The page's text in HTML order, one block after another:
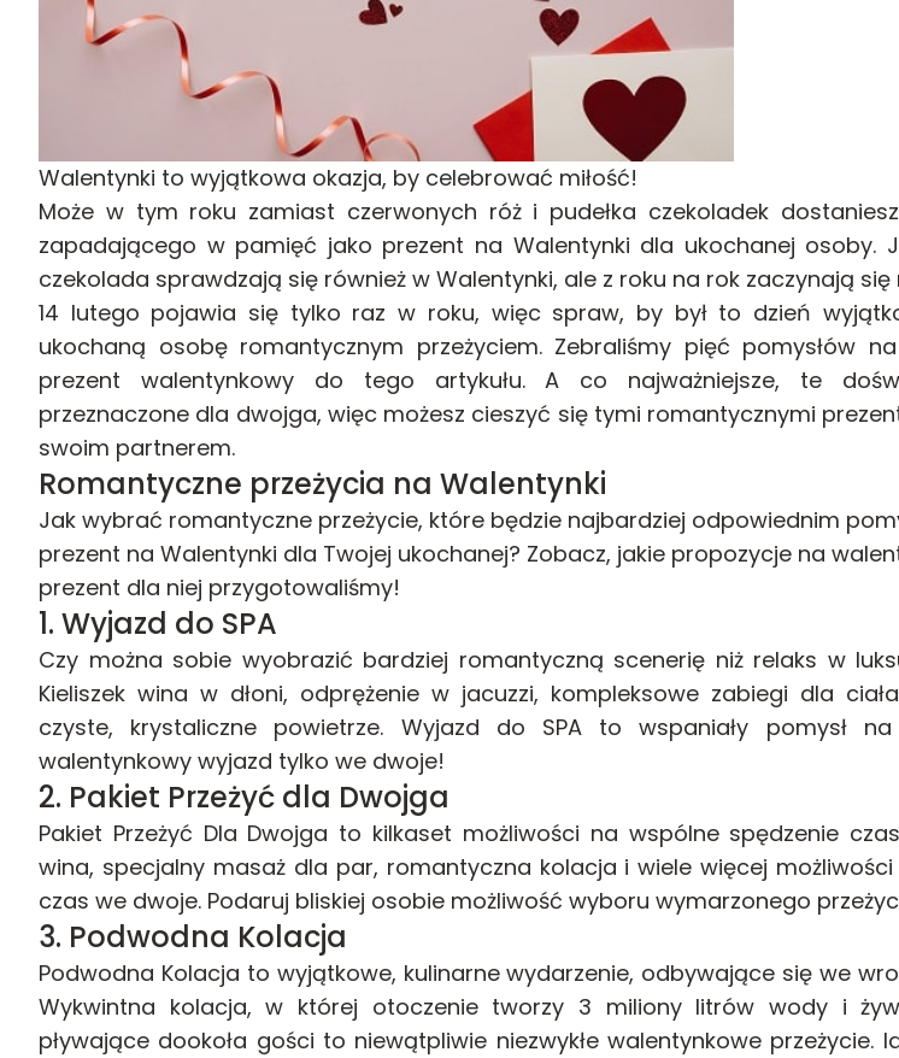
Walentynki to wyjątkowa okazja, by celebrować miłość!
Może w tym roku zamiast czerwonych róż i pudełka czekoladek
zapadającego w pamięć jako prezent na Walentynki dla ukochanej osoby.
czekolada sprawdzają się również w Walentynki, ale z roku na rok zaczynają się
14 lutego pojawia się tylko raz w roku, więc spraw, by był to dzień
ukochaną osobę romantycznym przeżyciem. Zebraliśmy pięć pomysłów
prezent walentynkowy do tego artykułu. A co najważniejsze, te
przeznaczone dla dwojga, więc możesz cieszyć się tymi romantycznymi
swoim partnerem.
Romantyczne przeżycia na Walentynki
Jak wybrać romantyczne przeżycie, które będzie najbardziej odpowiednim
prezent na Walentynki dla Twojej ukochanej? Zobacz, jakie propozycje na
prezent dla niej przygotowaliśmy!
1. Wyjazd do SPA
Czy można sobie wyobrazić bardziej romantyczną scenerię niż relaks w
Kieliszek wina w dłoni, odprężenie w jacuzzi, kompleksowe zabiegi dla
czyste, krystaliczne powietrze. Wyjazd do SPA to wspaniały pomysł
walentynkowy wyjazd tylko we dwoje!
2. Pakiet Przeżyć dla Dwojga
Pakiet Przeżyć Dla Dwojga to kilkaset możliwości na wspólne spędzenie
wina, specjalny masaż dla par, romantyczna kolacja i wiele więcej
czas we dwoje. Podaruj bliskiej osobie możliwość wyboru wymarzonego
3. Podwodna Kolacja
Podwodna Kolacja to wyjątkowe, kulinarne wydarzenie, odbywające się we
Wykwintna kolacja, w której otoczenie tworzy 3 miliony litrów wody i
pływające dookoła gości to niewątpliwie niezwykłe walentynkowe przeżycie.